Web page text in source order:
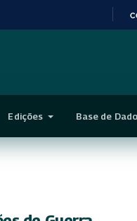
Edições Base de